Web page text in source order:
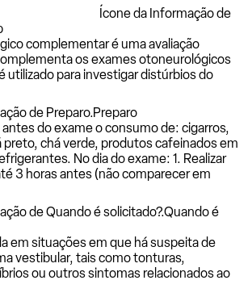
Ícone da Informação de
complementar é uma avaliação
os exames otoneurológicos
utilizado para investigar distúrbios do
de Preparo.Preparo
do exame o consumo de: cigarros,
preto, chá verde, produtos cafeinados em
No dia do exame: 1. Realizar
3 horas antes (não comparecer em
de Quando é solicitado?.Quando é
em situações em que há suspeita de
vestibular, tais como tonturas,
ou outros sintomas relacionados ao